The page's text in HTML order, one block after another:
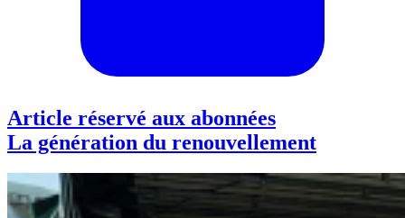
Article réservé aux abonnées
La génération du renouvellement